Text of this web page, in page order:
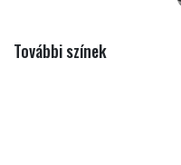
További színek